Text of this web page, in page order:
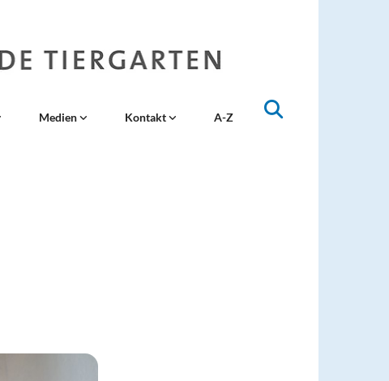
Medien Kontakt A-Z